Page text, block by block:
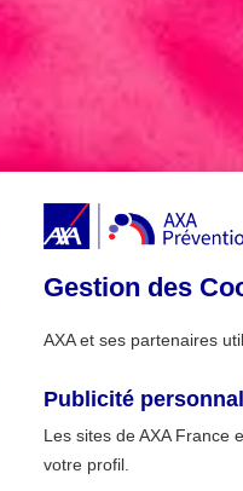
Gestion des
AXA et ses partenaires
Publicité
Les sites de AXA France
votre profil.